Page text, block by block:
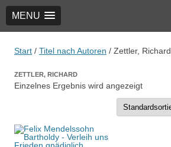
MENU
TRIO Musik Edition
Nowotny & Lamprecht OHG – Musikverlag
Start / Titel nach Autoren / Zettler, Richard
ZETTLER, RICHARD
Einzelnes Ergebnis wird angezeigt